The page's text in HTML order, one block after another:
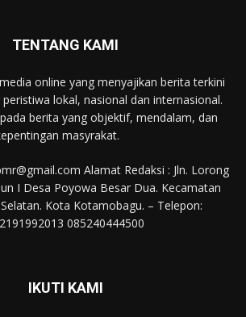
TENTANG KAMI
online yang menyajikan berita terkini
lokal, nasional dan internasional.
berita yang objektif, mendalam, dan
masyrakat.
Alamat Redaksi : Jln. Lorong
I Desa Poyowa Besar Dua. Kecamatan
Kota Kotamobagu. – Telepon:
085240444500
IKUTI KAMI